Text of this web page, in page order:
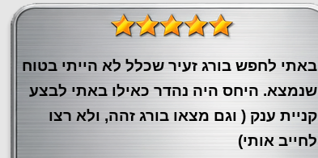
באתי לחפש בורג זעיר שכלל לא הייתי בטוח
שנמצא. היחס היה נהדר כאילו באתי לבצע
קניית ענק ( וגם מצאו בורג זהה, ולא רצו
לחייב אותי)